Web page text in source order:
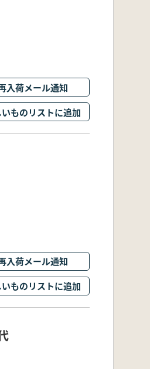
入荷メール通知
ものリストに追加
入荷メール通知
ものリストに追加